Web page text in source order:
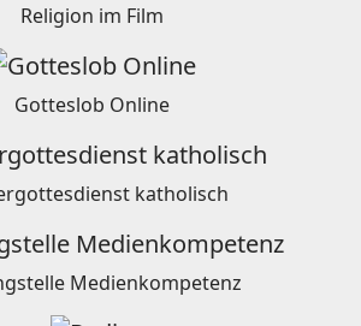
Religion im Film
Gotteslob Online
katholisch
Medienkompetenz